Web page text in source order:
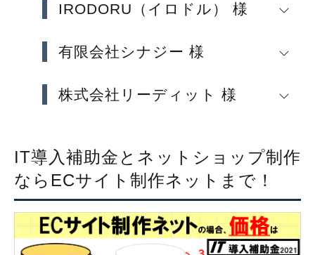
IRODORU（イロドル） 様
有限会社シナジー 様
株式会社リーディット 様
IT導入補助金とネットショップ制作
ならECサイト制作ネットまで！